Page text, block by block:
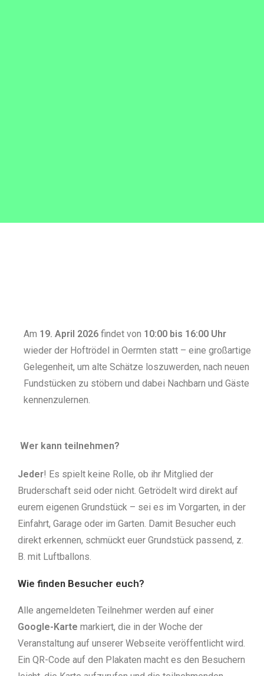
Am 19. April 2026 findet von 10:00 bis 16:00 Uhr
wieder der Hoftrödel in Oermten statt – eine großartige
Gelegenheit, um alte Schätze loszuwerden, nach neuen
Fundstücken zu stöbern und dabei Nachbarn und Gäste
kennenzulernen.
Wer kann teilnehmen?
Jeder! Es spielt keine Rolle, ob ihr Mitglied der
Bruderschaft seid oder nicht. Getrödelt wird direkt auf
eurem eigenen Grundstück – sei es im Vorgarten, in der
Einfahrt, Garage oder im Garten. Damit Besucher euch
direkt erkennen, schmückt euer Grundstück passend, z.
B. mit Luftballons.
Wie finden Besucher euch?
Alle angemeldeten Teilnehmer werden auf einer
Google-Karte markiert, die in der Woche der
Veranstaltung auf unserer Webseite veröffentlicht wird.
Ein QR-Code auf den Plakaten macht es den Besuchern